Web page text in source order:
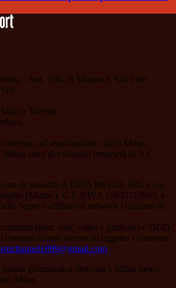
- Aut. Trib. di Milano n. 6415 del
Torretta
all' associazione calcio Milan.
sono di esclusiva proprietà di A.C.
di titolarità di DDD MEDIA SRLS via
(Milano), C.F./P.IVA 10837110963, è
Sport e affiliato al network Gazzanet di
(testi, foto, video e grafiche) è DDD
avente ad oggetto i contenuti
giornalistica dedicata a Milan news,
Milan